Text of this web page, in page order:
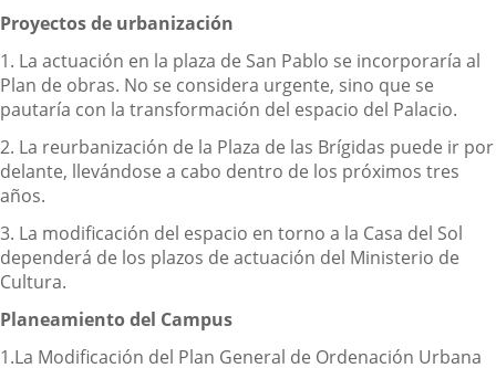
Proyectos de urbanización
1. La actuación en la plaza de San Pablo se incorporaría al
Plan de obras. No se considera urgente, sino que se
pautaría con la transformación del espacio del Palacio.
2. La reurbanización de la Plaza de las Brígidas puede ir por
delante, llevándose a cabo dentro de los próximos tres
años.
3. La modificación del espacio en torno a la Casa del Sol
dependerá de los plazos de actuación del Ministerio de
Cultura.
Planeamiento del Campus
1.La Modificación del Plan General de Ordenación Urbana